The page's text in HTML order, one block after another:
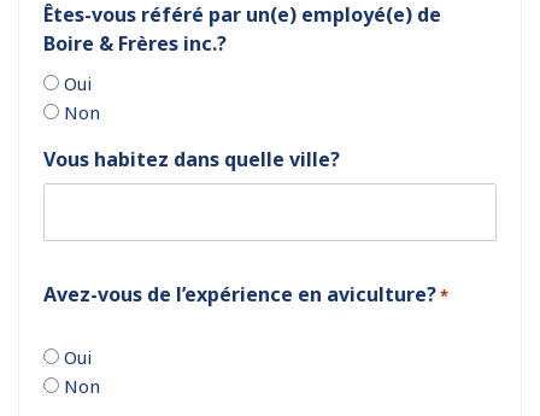
Êtes-vous référé par un(e) employé(e) de
Boire & Frères inc.?
Oui
Non
Vous habitez dans quelle ville?
Avez-vous de l’expérience en aviculture?*
Oui
Non